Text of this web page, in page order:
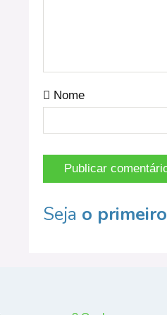
Nome
Seja o primeiro